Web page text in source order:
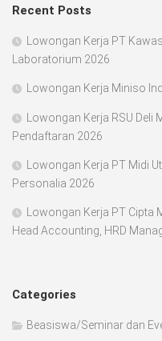
Recent Posts
Lowongan Kerja PT
Laboratorium 2026
Lowongan Kerja Miniso
Lowongan Kerja RSU Deli
Pendaftaran 2026
Lowongan Kerja PT Midi
Personalia 2026
Lowongan Kerja PT Cipta
Head Accounting, HRD
Categories
Beasiswa/Seminar dan